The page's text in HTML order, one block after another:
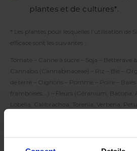
plantes et de cultures*.
* Les plantes pour lesquelles l’utilisation de
efficace sont les suivantes :
Tomate – Canne à sucre – Soja – Betterave
Cannabis (Cannabinaceae) – Riz – Blé –
de terre – Oignons – Pomme – Poire – Baies
framboises,…) – Fleurs (Géranium,
Lobelia, Calibrachoa, Torenia, Verbena,